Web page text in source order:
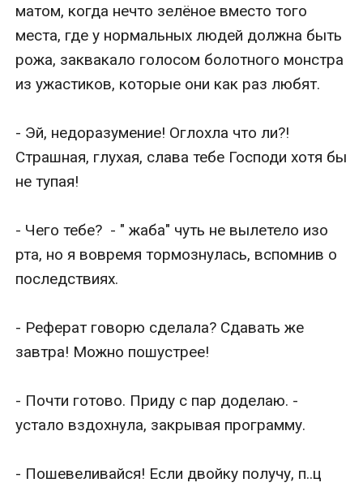
матом, когда нечто зелёное вместо того
места, где у нормальных людей должна быть
рожа, заквакало голосом болотного монстра
из ужастиков, которые они как раз любят.
- Эй, недоразумение! Оглохла что ли?!
Страшная, глухая, слава тебе Господи хотя бы
не тупая!
- Чего тебе?  - " жаба" чуть не вылетело изо
рта, но я вовремя тормознулась, вспомнив о
последствиях.
- Реферат говорю сделала? Сдавать же
завтра! Можно пошустрее!
- Почти готово. Приду с пар доделаю. -
устало вздохнула, закрывая программу.
- Пошевеливайся! Если двойку получу, п..ц